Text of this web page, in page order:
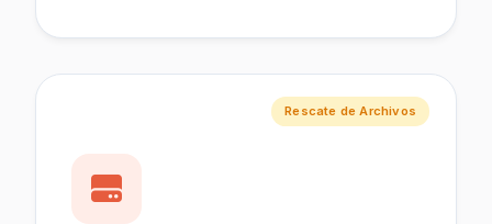
Rescate de Archivos